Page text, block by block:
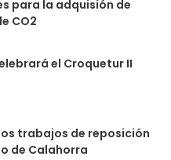
para la adquisión de
CO2
el Croquetur II
trabajos de reposición
de Calahorra